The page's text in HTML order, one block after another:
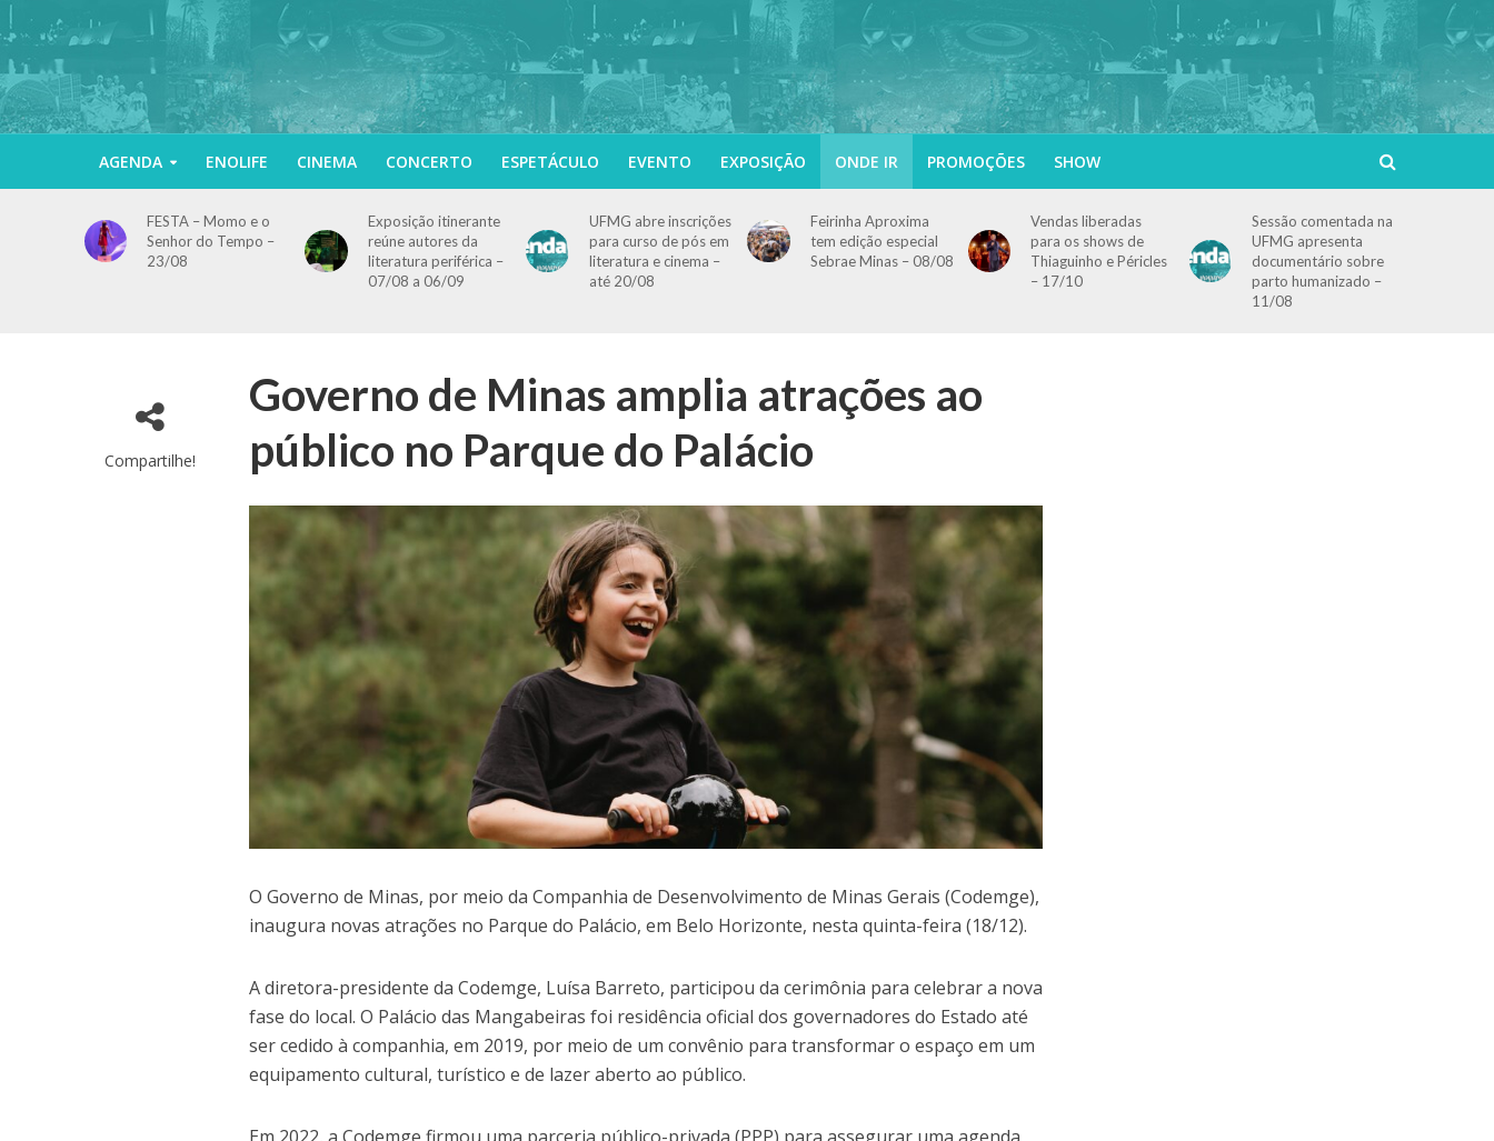
AGENDA ENOLIFE CINEMA CONCERTO ESPETÁCULO EVENTO EXPOSIÇÃO ONDE IR PROMOÇÕES SHOW
FESTA – Momo e o
Senhor do Tempo –
23/08
Exposição itinerante
reúne autores da
literatura periférica –
07/08 a 06/09
UFMG abre inscrições
para curso de pós em
literatura e cinema –
até 20/08
Feirinha Aproxima
tem edição especial
Sebrae Minas – 08/08
Vendas liberadas
para os shows de
Thiaguinho e Péricles
– 17/10
Sessão comentada na
UFMG apresenta
documentário sobre
parto humanizado –
11/08
Compartilhe!
Governo de Minas amplia atrações ao
público no Parque do Palácio
O Governo de Minas, por meio da Companhia de Desenvolvimento de Minas Gerais (Codemge),
inaugura novas atrações no Parque do Palácio, em Belo Horizonte, nesta quinta-feira (18/12).
A diretora-presidente da Codemge, Luísa Barreto, participou da cerimônia para celebrar a nova
fase do local. O Palácio das Mangabeiras foi residência oficial dos governadores do Estado até
ser cedido à companhia, em 2019, por meio de um convênio para transformar o espaço em um
equipamento cultural, turístico e de lazer aberto ao público.